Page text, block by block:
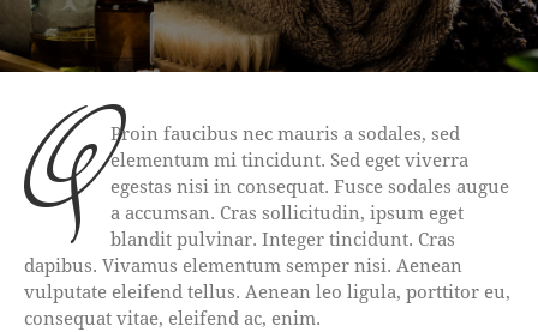
q
Proin faucibus nec mauris a sodales, sed
elementum mi tincidunt. Sed eget viverra
egestas nisi in consequat. Fusce sodales augue
a accumsan. Cras sollicitudin, ipsum eget
blandit pulvinar. Integer tincidunt. Cras
dapibus. Vivamus elementum semper nisi. Aenean
vulputate eleifend tellus. Aenean leo ligula, porttitor eu,
consequat vitae, eleifend ac, enim.